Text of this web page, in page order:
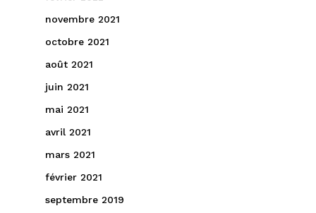
novembre 2021
octobre 2021
août 2021
juin 2021
mai 2021
avril 2021
mars 2021
février 2021
septembre 2019